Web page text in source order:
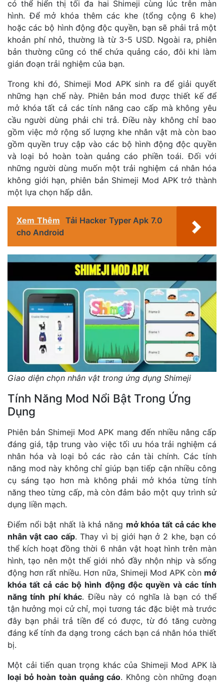
có thể hiển thị tối đa hai Shimeji cùng lúc trên màn
hình. Để mở khóa thêm các khe (tổng cộng 6 khe)
hoặc các bộ hình động độc quyền, bạn sẽ phải trả một
khoản phí nhỏ, thường là từ 3-5 USD. Ngoài ra, phiên
bản thường cũng có thể chứa quảng cáo, đôi khi làm
gián đoạn trải nghiệm của bạn.
Trong khi đó, Shimeji Mod APK sinh ra để giải quyết
những hạn chế này. Phiên bản mod được thiết kế để
mở khóa tất cả các tính năng cao cấp mà không yêu
cầu người dùng phải chi trả. Điều này không chỉ bao
gồm việc mở rộng số lượng khe nhân vật mà còn bao
gồm quyền truy cập vào các bộ hình động độc quyền
và loại bỏ hoàn toàn quảng cáo phiền toái. Đối với
những người dùng muốn một trải nghiệm cá nhân hóa
không giới hạn, phiên bản Shimeji Mod APK trở thành
một lựa chọn hấp dẫn.
Xem Thêm
Tải Hacker Typer Apk 7.0
cho Android
Giao diện chọn nhân vật trong ứng dụng Shimeji
Tính Năng Mod Nổi Bật Trong Ứng
Dụng
Phiên bản Shimeji Mod APK mang đến nhiều nâng cấp
đáng giá, tập trung vào việc tối ưu hóa trải nghiệm cá
nhân hóa và loại bỏ các rào cản tài chính. Các tính
năng mod này không chỉ giúp bạn tiếp cận nhiều công
cụ sáng tạo hơn mà không phải mở khóa từng tính
năng theo từng cấp, mà còn đảm bảo một quy trình sử
dụng liền mạch.
Điểm nổi bật nhất là khả năng mở khóa tất cả các khe
nhân vật cao cấp. Thay vì bị giới hạn ở 2 khe, bạn có
thể kích hoạt đồng thời 6 nhân vật hoạt hình trên màn
hình, tạo nên một thế giới nhỏ đầy nhộn nhịp và sống
động hơn rất nhiều. Hơn nữa, Shimeji Mod APK còn mở
khóa tất cả các bộ hình động độc quyền và các tính
năng tính phí khác. Điều này có nghĩa là bạn có thể
tận hưởng mọi cử chỉ, mọi tương tác đặc biệt mà trước
đây bạn phải trả tiền để có được, từ đó tăng cường
đáng kể tính đa dạng trong cách bạn cá nhân hóa thiết
bị.
Một cải tiến quan trọng khác của Shimeji Mod APK là
loại bỏ hoàn toàn quảng cáo. Không còn những đoạn